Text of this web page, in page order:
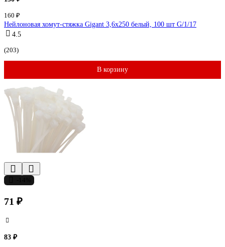
160 ₽
Нейлоновая хомут-стяжка Gigant 3,6х250 белый, 100 шт G/1/17
4.5
(203)
В корзину
71 ₽
83 ₽